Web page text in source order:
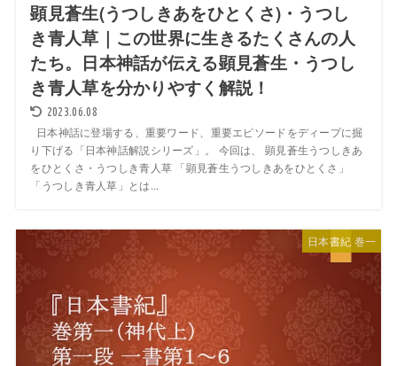
顕見蒼生(うつしきあをひとくさ)・うつし
き青人草｜この世界に生きるたくさんの人
たち。日本神話が伝える顕見蒼生・うつし
き青人草を分かりやすく解説！
2023.06.08
日本神話に登場する、重要ワード、重要エピソードをディープに掘
り下げる「日本神話解説シリーズ」。 今回は、 顕見蒼生うつしきあ
をひとくさ・うつしき青人草 「顕見蒼生うつしきあをひとくさ」
「うつしき青人草」とは...
日本書紀 巻一